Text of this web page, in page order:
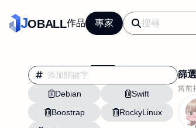
JOBALL作品 專家
Debian
Swift
Boostrap
RockyLinux
篩
當前